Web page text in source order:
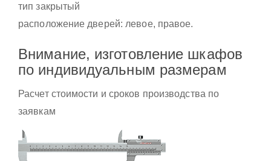
тип закрытый
расположение дверей: левое, правое.
Внимание, изготовление шкафов
по индивидуальным размерам
Расчет стоимости и сроков производства по
заявкам